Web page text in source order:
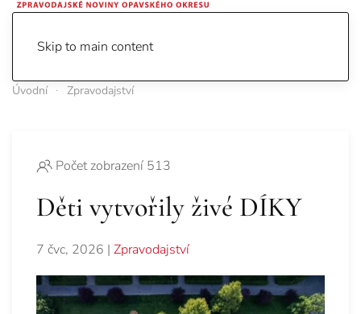
Skip to main content
Úvodní Zpravodajství
Počet zobrazení 513
Děti vytvořily živé DÍKY
7 čvc, 2026 | Zpravodajství